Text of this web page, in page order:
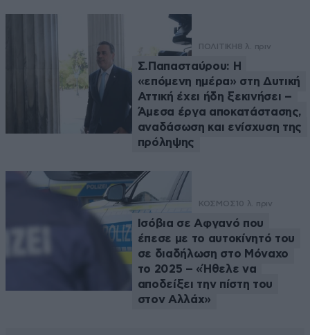
ΠΟΛΙΤΙΚΗ8 λ. πριν
Σ.Παπασταύρου: Η
«επόμενη ημέρα» στη Δυτική
Αττική έχει ήδη ξεκινήσει –
Άμεσα έργα αποκατάστασης,
αναδάσωση και ενίσχυση της
πρόληψης
ΚΟΣΜΟΣ 10 λ. πριν
Ισόβια σε Αφγανό που
έπεσε με το αυτοκίνητό του
σε διαδήλωση στο Μόναχο
το 2025 – «Ήθελε να
αποδείξει την πίστη του
στον Αλλάχ»